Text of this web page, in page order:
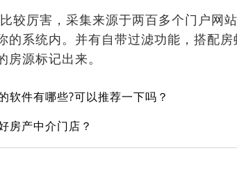
较厉害，采集来源于两百多个门户网
的系统内。并有自带过滤功能，搭配
源标记出来。
软件有哪些?可以推荐一下吗？
房产中介门店？